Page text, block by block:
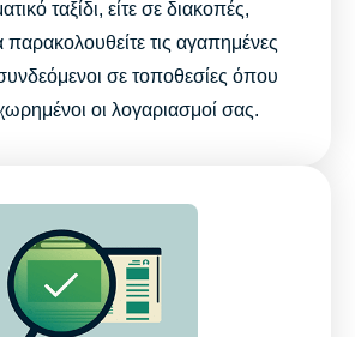
ταξίδι, είτε σε διακοπές,
παρακολουθείτε τις αγαπημένες
σε τοποθεσίες όπου
οι λογαριασμοί σας.